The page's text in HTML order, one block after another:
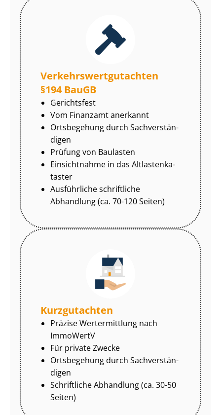
Ver­kehrs­wert­gut­ach­ten
§194 BauGB
Gerichtsfest
Vom Finanzamt anerkannt
Ortsbegehung durch Sach­ver­stän­
di­gen
Prüfung von Baulasten
Einsichtnahme in das Alt­las­ten­ka­
tas­ter
Ausführliche schriftliche
Abhandlung (ca. 70-120 Seiten)
Kurzgutachten
Präzise Wertermittlung nach
ImmoWertV
Für private Zwecke
Ortsbegehung durch Sach­ver­stän­
di­gen
Schriftliche Abhandlung (ca. 30-50
Seiten)